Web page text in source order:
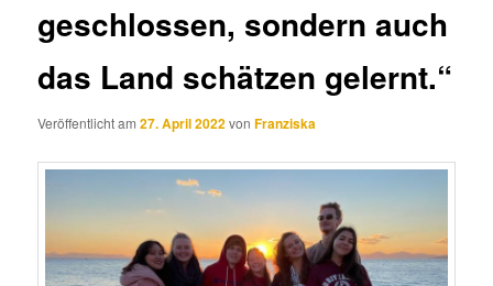
geschlossen, sondern auch
das Land schätzen gelernt.“
Veröffentlicht am27. April 2022vonFranziska